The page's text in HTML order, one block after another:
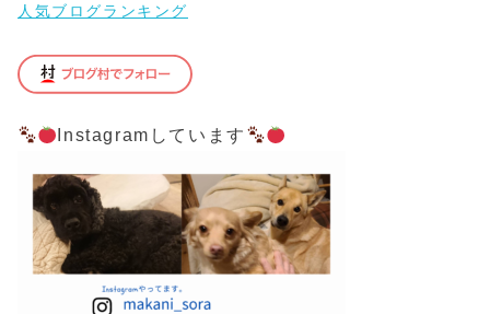
人気ブログランキング
Instagramしています